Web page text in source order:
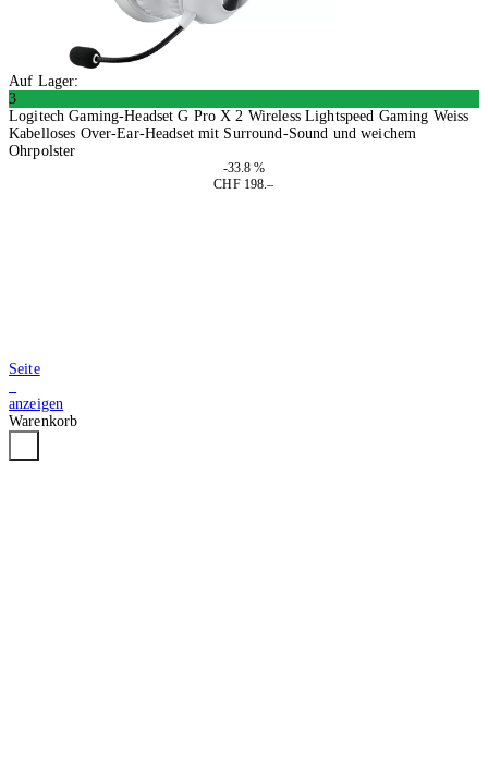
Auf Lager:
3
Logitech Gaming-Headset G Pro X 2 Wireless Lightspeed Gaming Weiss
Kabelloses Over-Ear-Headset mit Surround-Sound und weichem
Ohrpolster
-33.8 %
CHF 198.–
Seite
anzeigen
Warenkorb